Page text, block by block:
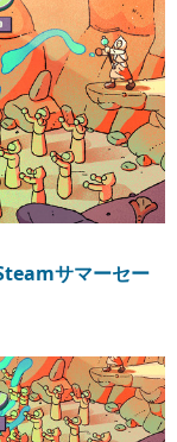
サマーセー